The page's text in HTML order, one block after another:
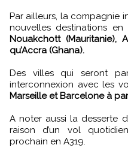
Par ailleurs, la compagnie
nouvelles destinations
Nouakchott (Mauritanie),
qu’Accra (Ghana).
Des villes qui seront
interconnexion avec les
Marseille et Barcelone à
A noter aussi la desserte
raison d’un vol
prochain en A319.